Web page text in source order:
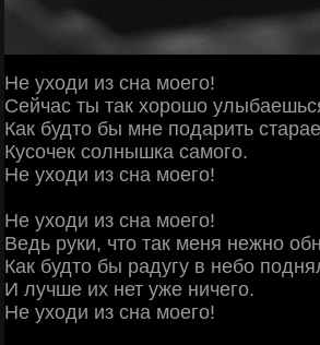
Не уходи из сна моего!
Сейчас ты так хорошо
Как будто бы мне подарить
Кусочек солнышка самого.
Не уходи из сна моего!
Не уходи из сна моего!
Ведь руки, что так меня нежно
Как будто бы радугу в небо
И лучше их нет уже ничего.
Не уходи из сна моего!